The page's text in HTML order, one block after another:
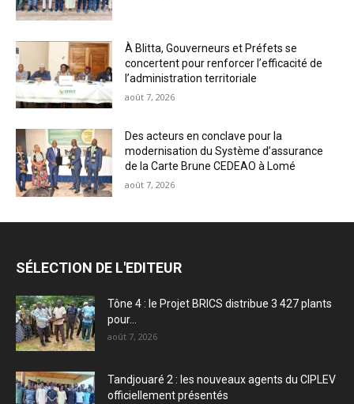
À Blitta, Gouverneurs et Préfets se
concertent pour renforcer l’efficacité de
l’administration territoriale
août 7, 2026
Des acteurs en conclave pour la
modernisation du Système d’assurance
de la Carte Brune CEDEAO à Lomé
août 7, 2026
SÉLECTION DE L'EDITEUR
Tône 4 : le Projet BRICS distribue 3 427 plants
pour...
août 7, 2026
Tandjouaré 2 : les nouveaux agents du CIPLEV
officiellement présentés